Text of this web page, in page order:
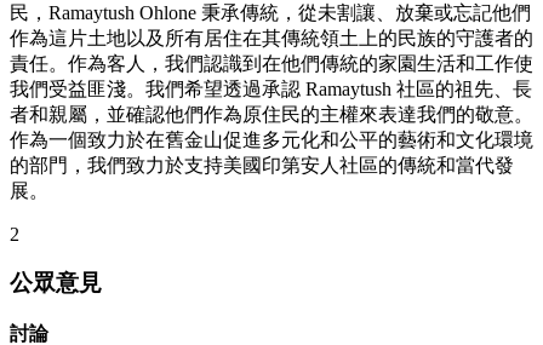
民，Ramaytush Ohlone 秉承傳統，從未割讓、放棄或忘記他們
作為這片土地以及所有居住在其傳統領土上的民族的守護者的
責任。作為客人，我們認識到在他們傳統的家園生活和工作使
我們受益匪淺。我們希望透過承認​​ Ramaytush 社區的祖先、長
者和親屬，並確認他們作為原住民的主權來表達我們的敬意。
作為一個致力於在舊金山促進多元化和公平的藝術和文化環境
的部門，我們致力於支持美國印第安人社區的傳統和當代發
展。
2
公眾意見
討論